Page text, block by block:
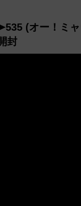
(オー！ミ
封